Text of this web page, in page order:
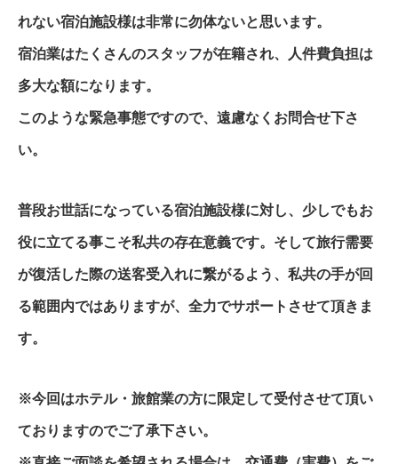
れない宿泊施設様は非常に勿体ないと思います。
宿泊業はたくさんのスタッフが在籍され、人件費負担は
多大な額になります。
このような緊急事態ですので、遠慮なくお問合せ下さ
い。
普段お世話になっている宿泊施設様に対し、少しでもお
役に立てる事こそ私共の存在意義です。そして旅行需要
が復活した際の送客受入れに繋がるよう、私共の手が回
る範囲内ではありますが、全力でサポートさせて頂きま
す。
※今回はホテル・旅館業の方に限定して受付させて頂い
ておりますのでご了承下さい。